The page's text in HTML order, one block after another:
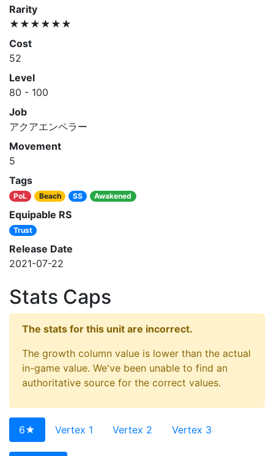
Rarity
★★★★★★
Cost
52
Level
80 - 100
Job
アクアエンペラー
Movement
5
Tags
PoL Beach SS Awakened
Equipable RS
Trust
Release Date
2021-07-22
Stats Caps
The stats for this unit are incorrect.
The growth column value is lower than the actual
in-game value. We've been unable to find an
authoritative source for the correct values.
6★ Vertex 1 Vertex 2 Vertex 3